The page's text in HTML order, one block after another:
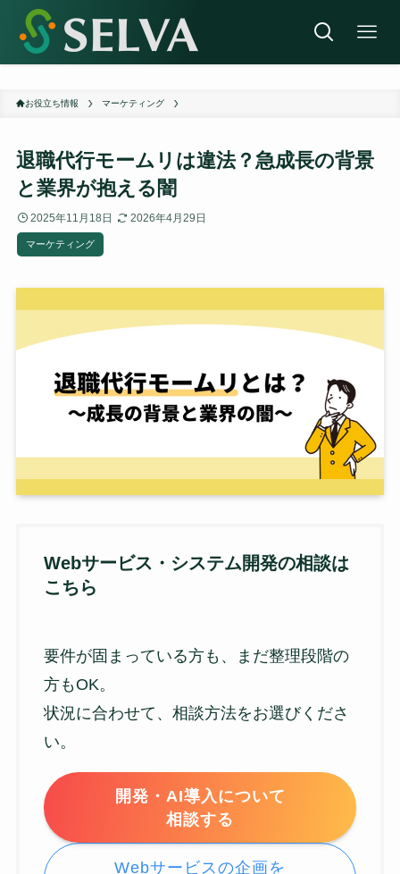
お役立ち情報 マーケティング
退職代行モームリは違法？急成長の背景
と業界が抱える闇
マーケティング
2025年11月18日 2026年4月29日
Webサービス・システム開発の相談は
こちら
要件が固まっている方も、まだ整理段階の
方もOK。
状況に合わせて、相談方法をお選びくださ
い。
開発・AI導入について
相談する
Webサービスの企画を